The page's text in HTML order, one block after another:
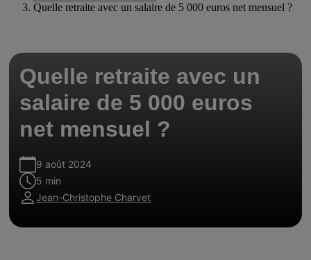
Quelle retraite avec un salaire de 5 000 euros net mensuel ?
Quelle retraite avec un
salaire de 5 000 euros
net mensuel ?
9 août 2024
5 min
Jean-Christophe Charvet